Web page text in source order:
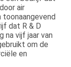
air
dat R & D
na vijf jaar van
om de
en